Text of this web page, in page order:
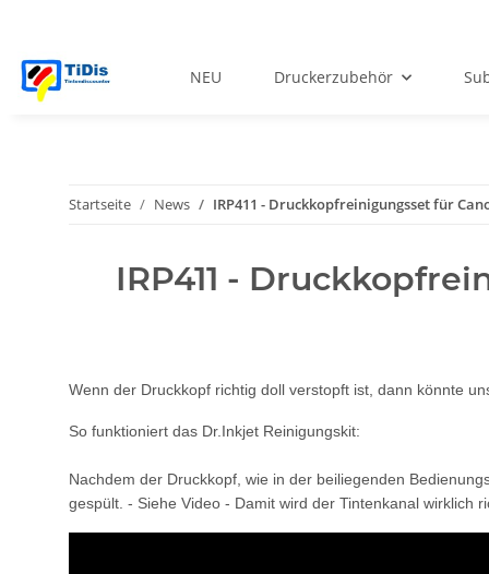
NEU Druckerzubehör
Startseite News IRP411 - Druckkopfreinigungsset für
IRP411 -
Wenn der Druckkopf richtig doll verstopft ist, dann könnte
So funktioniert das Dr.Inkjet Reinigungskit:
Nachdem der Druckkopf, wie in der beiliegenden
gespült. - Siehe Video - Damit wird der Tintenkanal wirklich